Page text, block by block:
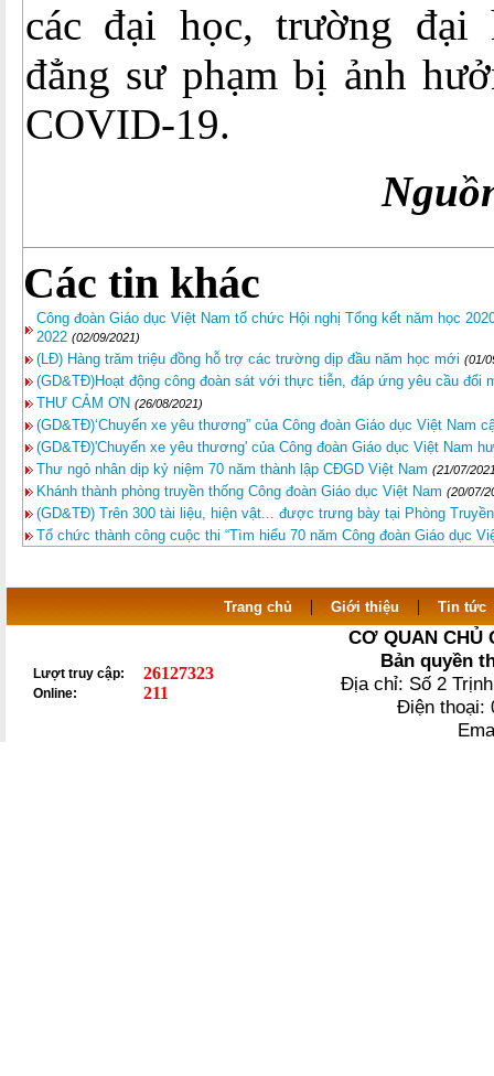
các đại học, trường đại
đẳng sư phạm bị ảnh
COVID-19.
Các tin khác
Công đoàn Giáo dục Việt Nam tổ chức Hội nghị Tổng kết năm học
2022 (02/09/2021)
(LĐ) Hàng trăm triệu đồng hỗ trợ các trường dịp đầu năm học mới (01/
(GD&TĐ)Hoạt động công đoàn sát với thực tiễn, đáp ứng yêu cầu đổi
THƯ CẢM ƠN (26/08/2021)
(GD&TĐ)‘Chuyến xe yêu thương” của Công đoàn Giáo dục Việt Nam
(GD&TĐ)'Chuyến xe yêu thương' của Công đoàn Giáo dục Việt Nam
Thư ngỏ nhân dịp kỷ niệm 70 năm thành lập CĐGD Việt Nam (21/07/
Khánh thành phòng truyền thống Công đoàn Giáo dục Việt Nam (20/07/
(GD&TĐ) Trên 300 tài liệu, hiện vật... được trưng bày tại Phòng
Tổ chức thành công cuộc thi “Tìm hiểu 70 năm Công đoàn Giáo dục
Trang chủ | Giới thiệu | Tin tức
Lượt truy cập: 26127323
Online: 211
CƠ QUAN CHỦ
Bản quyền
Địa chỉ: Số 2
Điện